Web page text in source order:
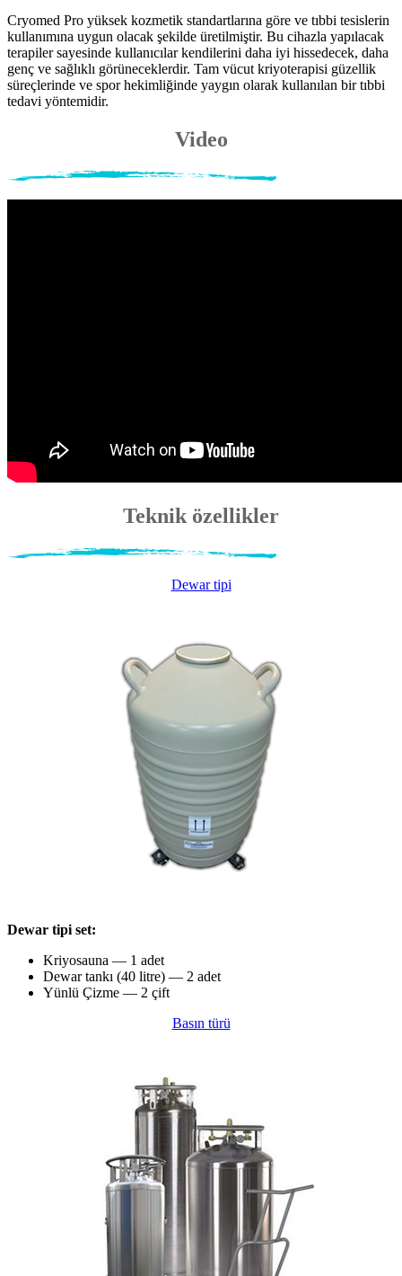
Cryomed Pro yüksek kozmetik standartlarına göre ve tıbbi tesislerin
kullanımına uygun olacak şekilde üretilmiştir. Bu cihazla yapılacak
terapiler sayesinde kullanıcılar kendilerini daha iyi hissedecek, daha
genç ve sağlıklı görüneceklerdir. Tam vücut kriyoterapisi güzellik
süreçlerinde ve spor hekimliğinde yaygın olarak kullanılan bir tıbbi
tedavi yöntemidir.
Video
Teknik özellikler
Dewar tipi
Dewar tipi set:
Kriyosauna — 1 adet
Dewar tankı (40 litre) — 2 adet
Yünlü Çizme — 2 çift
Basın türü